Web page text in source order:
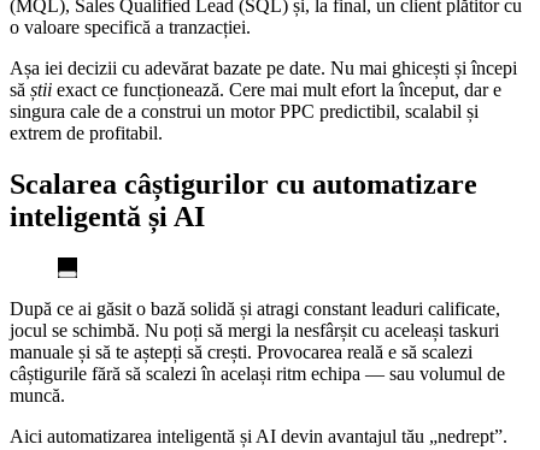
(MQL), Sales Qualified Lead (SQL) și, la final, un client plătitor cu
o valoare specifică a tranzacției.
Așa iei decizii cu adevărat bazate pe date. Nu mai ghicești și începi
să știi exact ce funcționează. Cere mai mult efort la început, dar e
singura cale de a construi un motor PPC predictibil, scalabil și
extrem de profitabil.
Scalarea câștigurilor cu automatizare
inteligentă și AI
După ce ai găsit o bază solidă și atragi constant leaduri calificate,
jocul se schimbă. Nu poți să mergi la nesfârșit cu aceleași taskuri
manuale și să te aștepți să crești. Provocarea reală e să scalezi
câștigurile fără să scalezi în același ritm echipa — sau volumul de
muncă.
Aici automatizarea inteligentă și AI devin avantajul tău „nedrept”.